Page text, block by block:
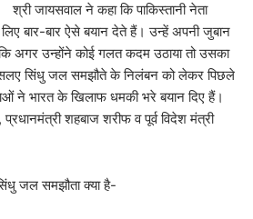
कहा कि पाकिस्तानी नेता
बार-बार ऐसे बयान देते हैं। उन्हें अपनी जुबान
अगर उन्होंने कोई गलत कदम उठाया तो उसका
सिंधु जल समझौते के निलंबन को लेकर पिछले
ने भारत के खिलाफ धमकी भरे बयान दिए हैं।
शहबाज शरीफ व पूर्व विदेश मंत्री
जल समझौता क्या है-